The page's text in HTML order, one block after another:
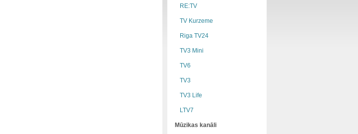
RE:TV
TV Kurzeme
Riga TV24
TV3 Mini
TV6
TV3
TV3 Life
LTV7
Mūzikas kanāli